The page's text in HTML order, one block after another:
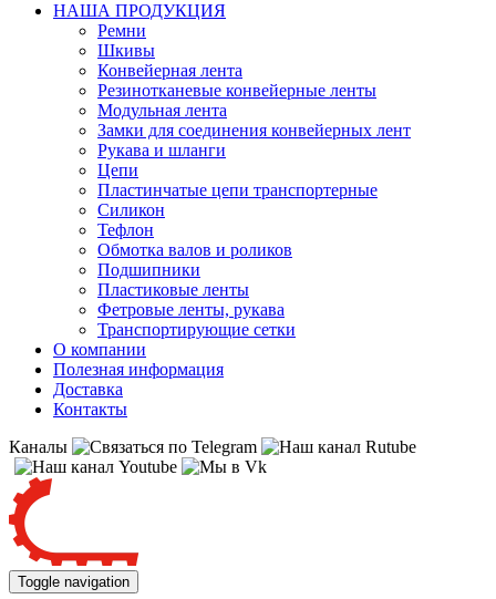
НАША ПРОДУКЦИЯ
Ремни
Шкивы
Конвейерная лента
Резинотканевые конвейерные ленты
Модульная лента
Замки для соединения конвейерных лент
Рукава и шланги
Цепи
Пластинчатые цепи транспортерные
Силикон
Тефлон
Обмотка валов и роликов
Подшипники
Пластиковые ленты
Фетровые ленты, рукава
Транспортирующие сетки
О компании
Полезная информация
Доставка
Контакты
Каналы
Toggle navigation